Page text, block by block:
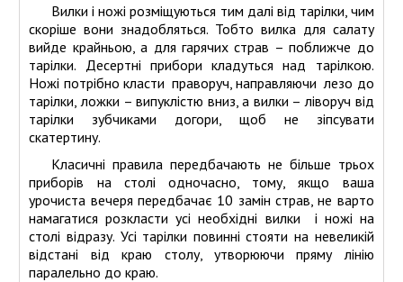
Вилки і ножі розміщуються тим далі від тарілки, чим
скоріше вони знадобляться. Тобто вилка для салату
вийде крайньою, а для гарячих страв – поближче до
тарілки. Десертні прибори кладуться над тарілкою.
Ножі потрібно класти праворуч, направляючи лезо до
тарілки, ложки – випуклістю вниз, а вилки – ліворуч від
тарілки зубчиками догори, щоб не зіпсувати
скатертину.
Класичні правила передбачають не більше трьох
приборів на столі одночасно, тому, якщо ваша
урочиста вечеря передбачає 10 замін страв, не варто
намагатися розкласти усі необхідні вилки і ножі на
столі відразу. Усі тарілки повинні стояти на невеликій
відстані від краю столу, утворюючи пряму лінію
паралельно до краю.